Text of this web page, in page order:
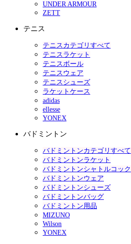
UNDER ARMOUR
ZETT
テニス
テニスカテゴリすべて
テニスラケット
テニスボール
テニスウェア
テニスシューズ
ラケットケース
adidas
ellesse
YONEX
バドミントン
バドミントンカテゴリすべて
バドミントンラケット
バドミントンシャトルコック
バドミントンウェア
バドミントンシューズ
バドミントンバッグ
バドミントン用品
MIZUNO
Wilson
YONEX